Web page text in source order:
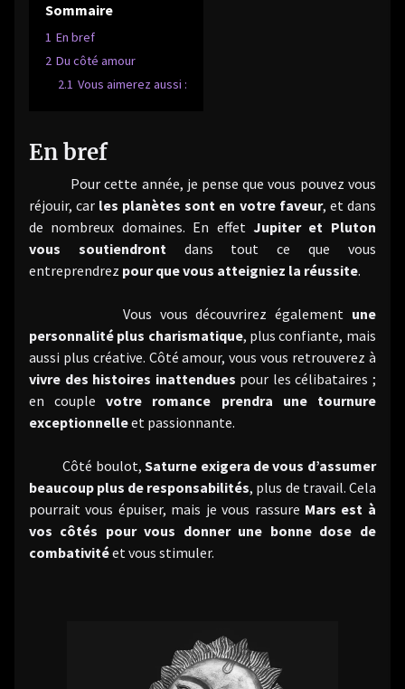
Sommaire
1 En bref
2 Du côté amour
2.1 Vous aimerez aussi :
En bref
Pour cette année, je pense que vous pouvez vous
réjouir, car les planètes sont en votre faveur, et dans
de nombreux domaines. En effet Jupiter et Pluton
vous soutiendrontdans tout ce que vous
entreprendrez pour que vous atteigniez la réussite.
Vous vous découvrirez également une
personnalité plus charismatique, plus confiante, mais
aussi plus créative. Côté amour, vous vous retrouverez à
vivre des histoires inattendues pour les célibataires ;
en couplevotre romance prendra une tournure
exceptionnelleet passionnante.
Côté boulot,Saturne exigera de vous d’assumer
beaucoup plus de responsabilités, plus de travail. Cela
pourrait vous épuiser, mais je vous rassure Mars est à
vos côtés pour vous donner une bonne dose de
combativitéet vous stimuler.